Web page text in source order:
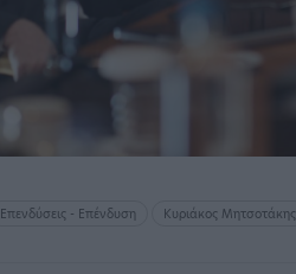
Επενδύσεις - Επένδυση Κυριάκος Μητσοτάκης